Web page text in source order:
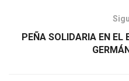
PEÑA SOLIDARIA EN EL